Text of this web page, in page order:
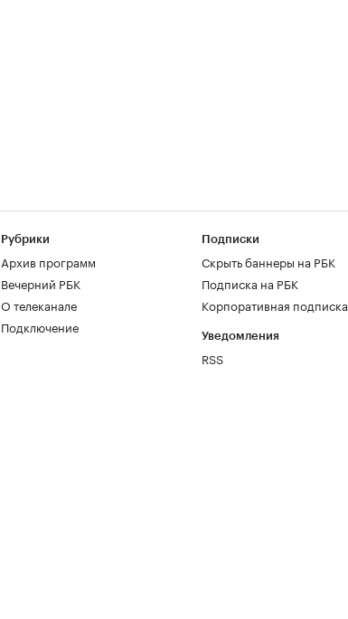
Рубрики
Архив программ
Вечерний РБК
О телеканале
Подключение
Подписки
Скрыть баннеры на РБК
Подписка на РБК
Корпоративная подписка
Уведомления
RSS